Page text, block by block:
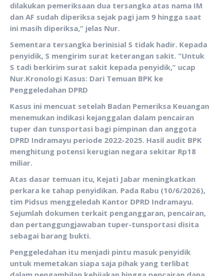
dilakukan pemeriksaan dua tersangka atas nama IM
dan AF sudah diperiksa sejak pagi jam 9 hingga saat
ini masih diperiksa,” jelas Nur.
Sementara tersangka berinisial S tidak hadir. Kepada
penyidik, S mengirim surat keterangan sakit. ‎”Untuk
S tadi berkirim surat sakit kepada penyidik,” ucap
Nur.‎Kronologi Kasus: Dari Temuan BPK ke
Penggeledahan DPRD
‎Kasus ini mencuat setelah Badan Pemeriksa Keuangan
menemukan indikasi kejanggalan dalam pencairan
tuper dan tunsportasi bagi pimpinan dan anggota
DPRD Indramayu periode 2022-2025. Hasil audit BPK
menghitung potensi kerugian negara sekitar Rp18
miliar.
Atas dasar temuan itu, Kejati Jabar meningkatkan
perkara ke tahap penyidikan. Pada Rabu (10/6/2026),
tim Pidsus menggeledah Kantor DPRD Indramayu.
Sejumlah dokumen terkait penganggaran, pencairan,
dan pertanggungjawaban tuper-tunsportasi disita
sebagai barang bukti.
‎Penggeledahan itu menjadi pintu masuk penyidik
untuk memetakan siapa saja pihak yang terlibat